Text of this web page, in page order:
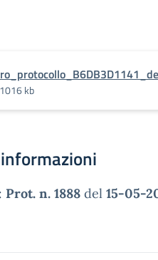
kb
Prot. n. 1888 del 15-05-